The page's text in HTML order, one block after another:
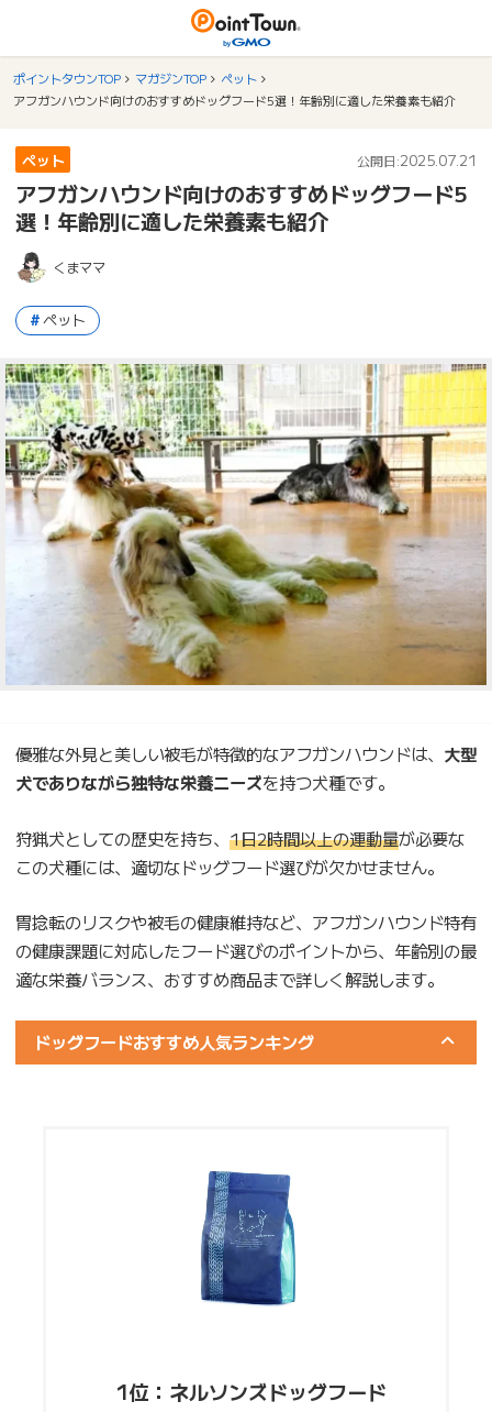
ポイントタウンTOP マガジンTOP
ペット
アフガンハウンド向けのおすすめドッグフード5選！年齢別に適した栄養素も紹介
ペット 公開日:2025.07.21
アフガンハウンド向けのおすすめドッグフード5
選！年齢別に適した栄養素も紹介
くまママ
ペット
優雅な外見と美しい被毛が特徴的なアフガンハウンドは、 大型
犬でありながら独特な栄養ニーズを持つ犬種です。
狩猟犬としての歴史を持ち、 1日2時間以上の運動量が必要な
この犬種には、適切なドッグフード選びが欠かせません。
胃捻転のリスクや被毛の健康維持など、アフガンハウンド特有
の健康課題に対応したフード選びのポイントから、年齢別の最
適な栄養バランス、おすすめ商品まで詳しく解説します。
ドッグフードおすすめ人気ランキング
1位：ネルソンズドッグフード